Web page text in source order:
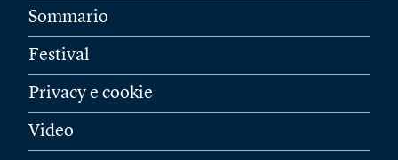
Sommario
Festival
Privacy e cookie
Video